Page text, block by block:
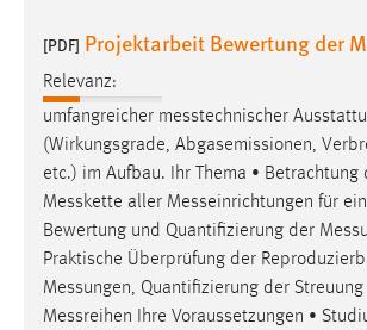
[PDF] Projektarbeit Bewertung der
Relevanz:
umfangreicher messtechnischer
(Wirkungsgrade, Abgasemissionen,
etc.) im Aufbau. Ihr Thema •
Messkette aller Messeinrichtungen für
Bewertung und Quantifizierung der
Praktische Überprüfung der
Messungen, Quantifizierung der
Messreihen Ihre Voraussetzungen •